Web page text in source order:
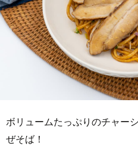
ボリュームたっぷりのチャー
ぜそば！